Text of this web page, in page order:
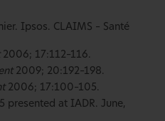
Ipsos. CLAIMS – Santé
2006; 17:112–116.
2009; 20:192–198.
2006; 17:100–105.
presented at IADR. June,